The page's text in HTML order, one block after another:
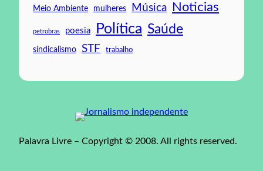
Meio Ambiente mulheres Música Noticias
petrobras poesia Política Saúde
sindicalismo STF trabalho
Palavra Livre – Copyright © 2008. All rights reserved.